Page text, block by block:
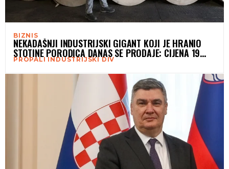
BIZNIS
NEKADAŠNJI INDUSTRIJSKI GIGANT KOJI JE HRANIO
STOTINE PORODICA DANAS SE PRODAJE: CIJENA 19
MILIONA EURA
PROPALI INDUSTRIJSKI DIV